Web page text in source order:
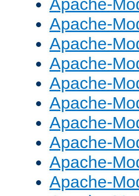
Apache-
Apache-
Apache-
Apache-
Apache-
Apache-
Apache-
Apache-
Apache-
Apache-